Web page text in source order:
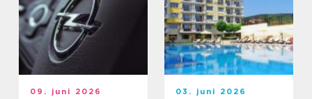
09. juni 2026 03. juni 2026